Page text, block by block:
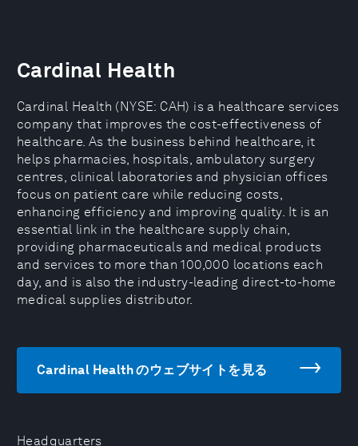
Headquarters
Cardinal Health
Cardinal Health (NYSE: CAH) is a healthcare services
company that improves the cost-effectiveness of
healthcare. As the business behind healthcare, it
helps pharmacies, hospitals, ambulatory surgery
centres, clinical laboratories and physician offices
focus on patient care while reducing costs,
enhancing efficiency and improving quality. It is an
essential link in the healthcare supply chain,
providing pharmaceuticals and medical products
and services to more than 100,000 locations each
day, and is also the industry-leading direct-to-home
medical supplies distributor.
Cardinal Health のウェブサイトを見る